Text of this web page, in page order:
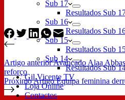
Sub 17
Resultados Sub
Sub 16
Resultados Sub
Sub 15
Resultados Sub
Sub 14
Resultados Sub
Gil Vicente TV
Loja Online
Contactos
Artigo anteriorAvançado Alaa
reforço
PróximoArtigo Equipa feminina